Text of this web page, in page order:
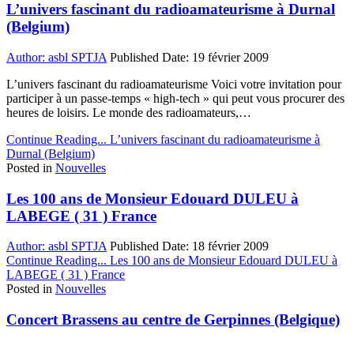
L’univers fascinant du radioamateurisme à Durnal
(Belgium)
Author: asbl SPTJA Published Date: 19 février 2009
L’univers fascinant du radioamateurisme Voici votre invitation pour
participer à un passe-temps « high-tech » qui peut vous procurer des
heures de loisirs. Le monde des radioamateurs,…
Continue Reading... L’univers fascinant du radioamateurisme à
Durnal (Belgium)
Posted in Nouvelles
Les 100 ans de Monsieur Edouard DULEU à
LABEGE ( 31 ) France
Author: asbl SPTJA Published Date: 18 février 2009
Continue Reading... Les 100 ans de Monsieur Edouard DULEU à
LABEGE ( 31 ) France
Posted in Nouvelles
Concert Brassens au centre de Gerpinnes (Belgique)